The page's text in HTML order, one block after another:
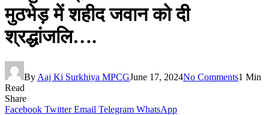
मुठभेड़ में शहीद जवान को दी
श्रद्धांजलि….
By Aaj Ki Surkhiya MPCGJune 17, 2024No Comments1 Min
Read
Share
Facebook Twitter Email Telegram WhatsApp